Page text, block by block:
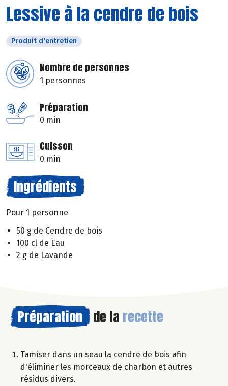
Lessive à la cendre de bois
Produit d'entretien
Nombre de personnes
1 personnes
Préparation
0 min
Cuisson
0 min
Ingrédients
Pour 1 personne
50 g de Cendre de bois
100 cl de Eau
2 g de Lavande
Préparation de la recette
Tamiser dans un seau la cendre de bois afin
d'éliminer les morceaux de charbon et autres
résidus divers.